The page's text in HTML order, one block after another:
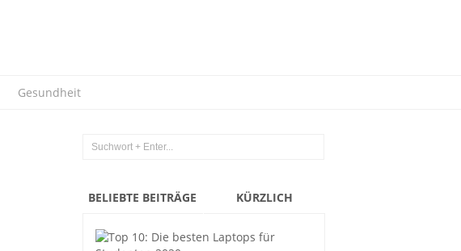
Gesundheit
BELIEBTE BEITRÄGE KÜRZLICH